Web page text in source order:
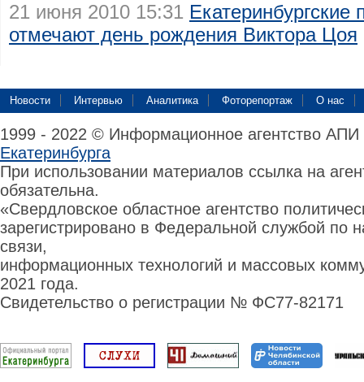
21 июня 2010 15:31 Екатеринбургские
отмечают день рождения Виктора Цоя
Новости Интервью Аналитика Фоторепортаж О нас
1999 - 2022 © Информационное агентство
Екатеринбурга
При использовании материалов ссылка на
обязательна.
«Свердловское областное агентство
зарегистрировано в Федеральной службой по
связи,
информационных технологий и массовых
2021 года.
Свидетельство о регистрации № ФС77-82171